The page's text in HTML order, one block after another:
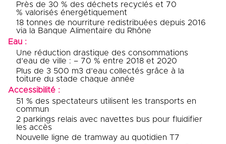
Près de 30 % des déchets recyclés et 70
% valorisés énergétiquement
18 tonnes de nourriture redistribuées depuis 2016
via la Banque Alimentaire du Rhône
Eau :
Une réduction drastique des consommations
d’eau de ville : – 70 % entre 2018 et 2020
Plus de 3 500 m3 d’eau collectés grâce à la
toiture du stade chaque année
Accessibilité :
51 % des spectateurs utilisent les transports en
commun
2 parkings relais avec navettes bus pour fluidifier
les accès
Nouvelle ligne de tramway au quotidien T7